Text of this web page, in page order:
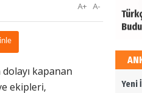
A-
A+
kapanan
ekipleri,
Yeni